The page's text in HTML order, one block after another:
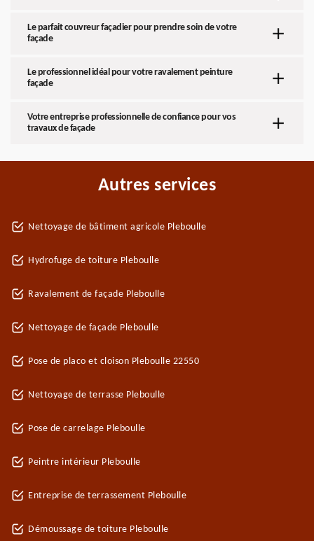
Le parfait couvreur façadier pour prendre soin de votre
façade
Le professionnel idéal pour votre ravalement peinture
façade
Votre entreprise professionnelle de confiance pour vos
travaux de façade
Autres services
Nettoyage de bâtiment agricole Pleboulle
Hydrofuge de toiture Pleboulle
Ravalement de façade Pleboulle
Nettoyage de façade Pleboulle
Pose de placo et cloison Pleboulle 22550
Nettoyage de terrasse Pleboulle
Pose de carrelage Pleboulle
Peintre intérieur Pleboulle
Entreprise de terrassement Pleboulle
Démoussage de toiture Pleboulle